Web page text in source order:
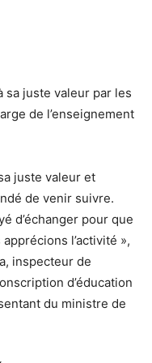
sa juste valeur par les
de l’enseignement
juste valeur et
de venir suivre.
d’échanger pour que
l’activité »,
inspecteur de
d’éducation
du ministre de